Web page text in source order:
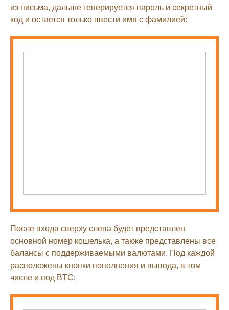
из письма, дальше генерируется пароль и секретный
код и остается только ввести имя с фамилией:
После входа сверху слева будет представлен
основной номер кошелька, а также представлены все
балансы с поддерживаемыми валютами. Под каждой
расположены кнопки пополнения и вывода, в том
числе и под BTC: